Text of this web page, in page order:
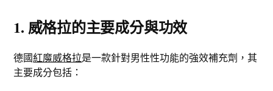
1. 威格拉的主要成分與功效
德國紅魔威格拉是一款針對男性性功能的強效補充劑，其
主要成分包括：